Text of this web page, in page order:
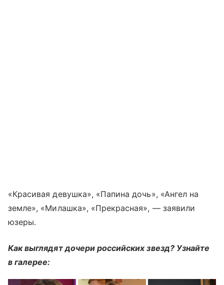
«Красивая девушка», «Папина дочь», «Ангел на
земле», «Милашка», «Прекрасная», — заявили
юзеры.
Как выглядят дочери российских звезд? Узнайте
в галерее: